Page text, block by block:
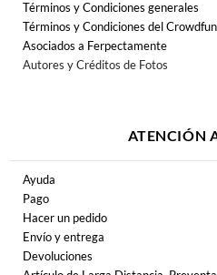
Términos y Condiciones generales
Términos y Condiciones del
Asociados a Ferpectamente
Autores y Créditos de Fotos
ATENCIÓN
Ayuda
Pago
Hacer un pedido
Envío y entrega
Devoluciones